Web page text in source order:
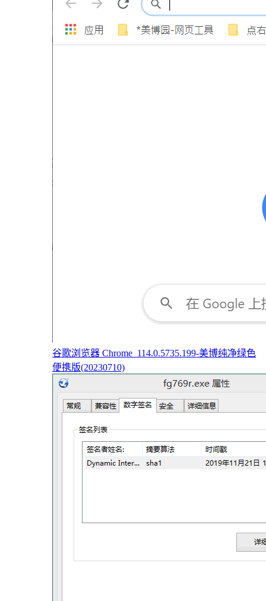
谷歌浏览器 Chrome_114.0.5735.199-美博纯净绿色
便携版(20230710)